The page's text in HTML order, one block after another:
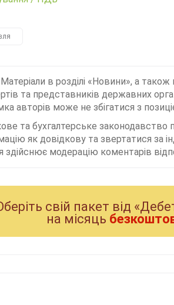
Матеріали в розділі «Новини», а
та представників державних
авторів може не збігатися з
та бухгалтерське
як довідкову та звертатися за
здійснює модерацію коментарів
свiй пакет вiд
на мiсяць